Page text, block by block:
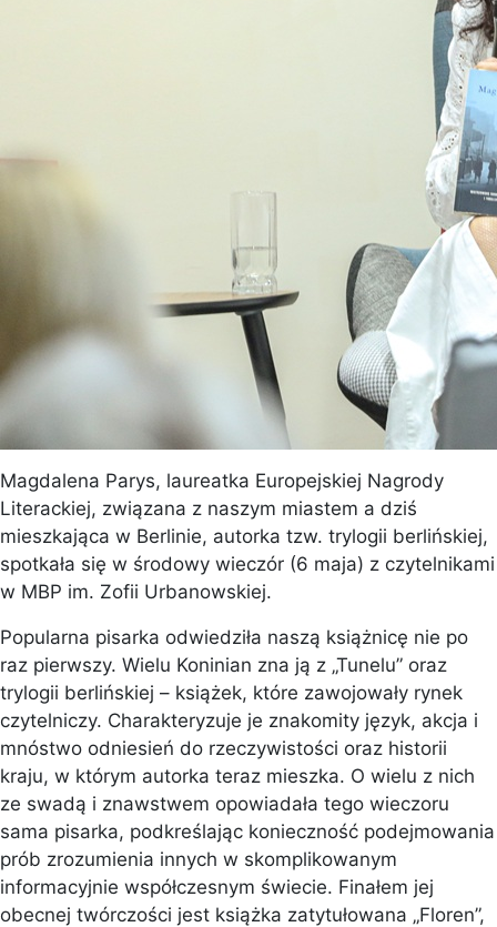
Magdalena Parys, laureatka Europejskiej Nagrody
Literackiej, związana z naszym miastem a dziś
mieszkająca w Berlinie, autorka tzw. trylogii berlińskiej,
spotkała się w środowy wieczór (6 maja) z czytelnikami
w MBP im. Zofii Urbanowskiej.
Popularna pisarka odwiedziła naszą książnicę nie po
raz pierwszy. Wielu Koninian zna ją z „Tunelu” oraz
trylogii berlińskiej – książek, które zawojowały rynek
czytelniczy. Charakteryzuje je znakomity język, akcja i
mnóstwo odniesień do rzeczywistości oraz historii
kraju, w którym autorka teraz mieszka. O wielu z nich
ze swadą i znawstwem opowiadała tego wieczoru
sama pisarka, podkreślając konieczność podejmowania
prób zrozumienia innych w skomplikowanym
informacyjnie współczesnym świecie. Finałem jej
obecnej twórczości jest książka zatytułowana „Floren”,